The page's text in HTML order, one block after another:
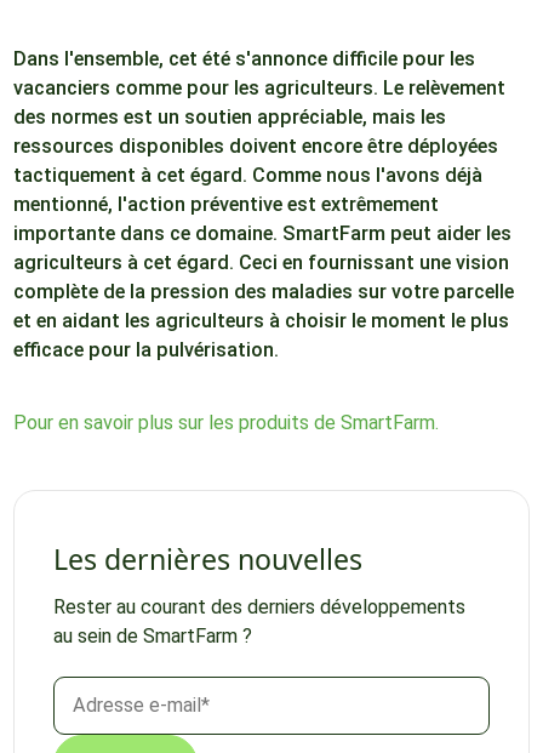
Dans l'ensemble, cet été s'annonce difficile pour les
vacanciers comme pour les agriculteurs. Le relèvement
des normes est un soutien appréciable, mais les
ressources disponibles doivent encore être déployées
tactiquement à cet égard. Comme nous l'avons déjà
mentionné, l'action préventive est extrêmement
importante dans ce domaine. SmartFarm peut aider les
agriculteurs à cet égard. Ceci en fournissant une vision
complète de la pression des maladies sur votre parcelle
et en aidant les agriculteurs à choisir le moment le plus
efficace pour la pulvérisation.
Pour en savoir plus sur les produits de SmartFarm.
Les dernières nouvelles
Rester au courant des derniers développements
au sein de SmartFarm ?